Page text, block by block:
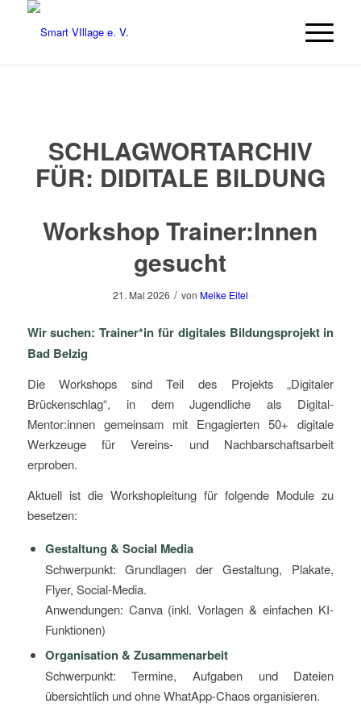
SCHLAGWORTARCHIV
FÜR: DIDITALE BILDUNG
Workshop Trainer:Innen
gesucht
21. Mai 2026 / von Meike Eitel
Wir suchen: Trainer*in für digitales Bildungsprojekt in
Bad Belzig
Die Workshops sind Teil des Projekts „Digitaler
Brückenschlag“, in dem Jugendliche als Digital-
Mentor:innen gemeinsam mit Engagierten 50+ digitale
Werkzeuge für Vereins- und Nachbarschaftsarbeit
erproben.
Aktuell ist die Workshopleitung für folgende Module zu
besetzen:
Gestaltung & Social Media
Schwerpunkt: Grundlagen der Gestaltung, Plakate,
Flyer, Social-Media.
Anwendungen: Canva (inkl. Vorlagen & einfachen KI-
Funktionen)
Organisation & Zusammenarbeit
Schwerpunkt: Termine, Aufgaben und Dateien
übersichtlich und ohne WhatApp-Chaos organisieren.